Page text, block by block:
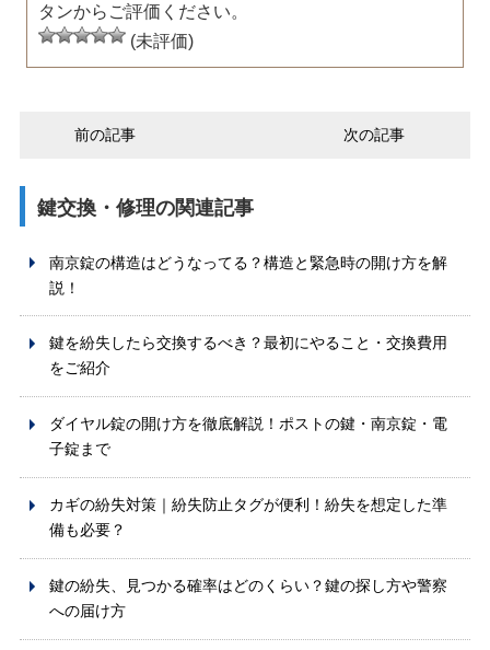
タンからご評価ください。
(未評価)
前の記事 次の記事
鍵交換・修理の関連記事
南京錠の構造はどうなってる？構造と緊急時の開け方を解
説！
鍵を紛失したら交換するべき？最初にやること・交換費用
をご紹介
ダイヤル錠の開け方を徹底解説！ポストの鍵・南京錠・電
子錠まで
カギの紛失対策｜紛失防止タグが便利！紛失を想定した準
備も必要？
鍵の紛失、見つかる確率はどのくらい？鍵の探し方や警察
への届け方